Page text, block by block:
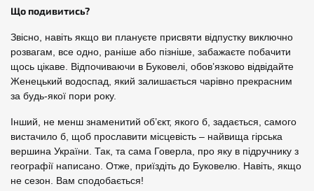
Що подивитись?
Звісно, навіть якщо ви плануєте присвяти відпустку виключно
розвагам, все одно, раніше або пізніше, забажаєте побачити
щось цікаве. Відпочиваючи в Буковелі, обов’язково відвідайте
Женецький водоспад, який залишається чарівно прекрасним
за будь-якої пори року.
Інший, не менш знаменитий об’єкт, якого б, задається, самого
вистачило б, щоб прославити місцевість – найвища гірська
вершина України. Так, та сама Говерла, про яку в підручнику з
географії написано. Отже, приїздіть до Буковелю. Навіть, якщо
не сезон. Вам сподобається!